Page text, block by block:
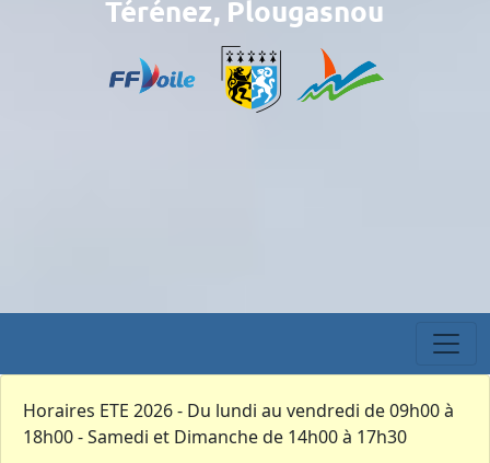
Horaires ETE 2026 - Du lundi au vendredi de 09h00 à
18h00 - Samedi et Dimanche de 14h00 à 17h30